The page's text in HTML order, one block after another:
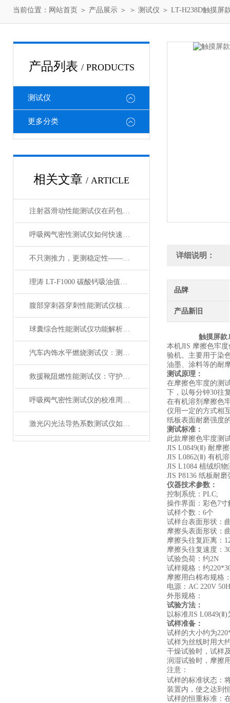
当前位置： 网站首页 ＞ 产品展示 ＞ ＞ 测试仪 ＞ LT-H238D触摸屏
产品列表 / PRODUCTS
测试仪
更多分类
相关文章 / ARTICLE
注射器滑动性能测试仪在药包材检测中的应用
呼吸阀气密性测试仪如何快速判断呼吸阀是否失效？
不只测推力，更测稳定性——注射器滑动性能测试仪全面解析
理涛 LT-F1000 碳酸钙吸油值测试仪 介绍说明
腹部穿刺器穿刺性能测试仪核心测试指标：穿刺力、峰值力、穿透力解析
球囊综合性能测试仪功能解析：额定爆破压（RBP）、顺应性、疲劳强度
汽车内饰水平燃烧测试仪：测试步骤、试样制备与结果判读
救援靴阻燃性能测试仪：守护救援人员足部安全的检测装备
呼吸阀气密性测试仪的校准周期与重要性
激光闪光法导热系数测试仪如何征服极端温度下的材料测试？
详细说明：
品牌
产品新旧
触摸屏款
本机JIS 摩擦色牢
验机。主要用于染
油墨、涂料等的耐
测试原理 ：
在摩擦色牢度的测
下，以每分钟30往
在有机溶剂摩擦色
仪用一定的方式相
纸板表面耐磨强度
测试标准 ：
此款摩擦色牢度测
JIS L0849(Ⅱ) 耐摩
JIS L0862(Ⅱ) 有机
JIS L1084 植绒织物
JIS P8136 纸板耐磨
仪器技术参数：
控制系统： PLC;
操作界面：彩色7寸
试样个数： 6个
试样台表面形状：
摩擦头表面形状：
摩擦头往复距离：
摩擦头往复速度：
试验负荷：约2N
试样规格：约
摩擦用白棉布规格
电源： AC 220V
外形规格：
试验方法 ：
以标准JIS L0849(Ⅱ)
试样准备 ：
试样的大小约为
试样为丝线时用大
干燥试验时，试样
润湿试验时，摩擦
注意：
试样的标准状态：
装置内，使之达到
试样的恒重标准：